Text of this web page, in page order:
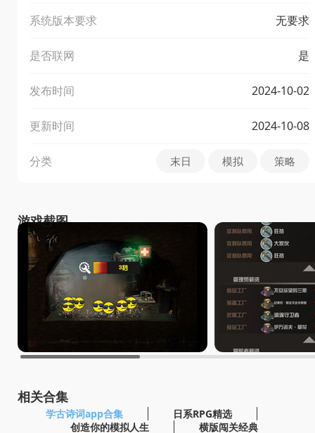
系统版本要求 无要求
是否联网 是
发布时间 2024-10-02
更新时间 2024-10-08
分类 末日 模拟 策略
游戏截图
相关合集
学古诗词app合集
日系RPG精选
创造你的模拟人生
横版闯关经典